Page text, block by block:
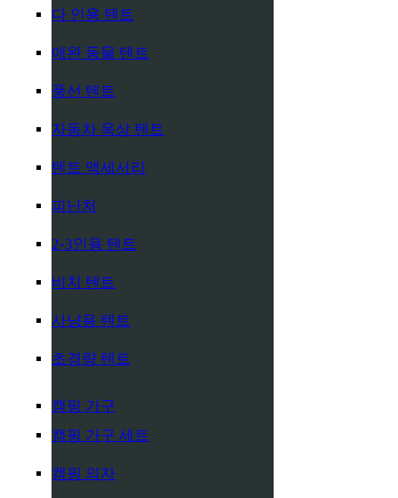
다 인용 텐트
애완 동물 텐트
풍선 텐트
자동차 옥상 텐트
텐트 액세서리
피난처
2-3인용 텐트
비치 텐트
사냥용 텐트
초경량 텐트
캠핑 가구
캠핑 가구 세트
캠핑 의자